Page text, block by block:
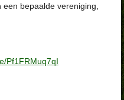
bepaalde vereniging,
Pf1FRMuq7qI